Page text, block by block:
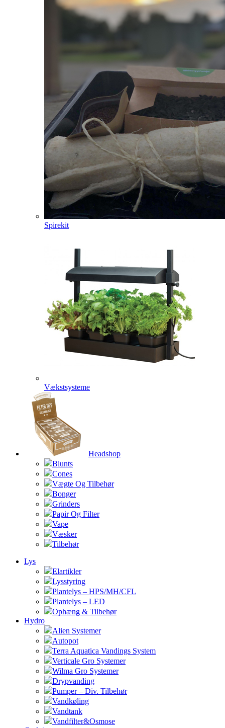
Spirekit
Vækstsysteme
Headshop
Blunts
Cones
Vægte Og Tilbehør
Bonger
Grinders
Papir Og Filter
Vape
Væsker
Tilbehør
Lys
Elartikler
Lysstyring
Plantelys – HPS/MH/CFL
Plantelys – LED
Ophæng & Tilbehør
Hydro
Alien Systemer
Autopot
Terra Aquatica Vandings System
Verticale Gro Systemer
Wilma Gro Systemer
Drypvanding
Pumper – Div. Tilbehør
Vandkøling
Vandtank
Vandfilter&Osmose